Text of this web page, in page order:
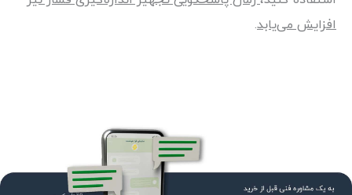
افزایش می‌یابد.